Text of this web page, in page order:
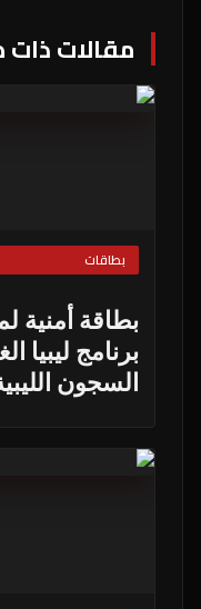
مقالات
بطاقات
بطاقة أمنية
برنامج ليبيا
السجون الليبية